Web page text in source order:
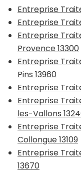
Entreprise
Entreprise
Entreprise
Provence 13300
Entreprise
Pins 13960
Entreprise
Entreprise
les-Vallons
Entreprise
Collongue 13109
Entreprise
13670